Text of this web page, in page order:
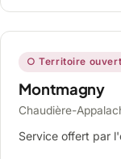
○ Territoire ouvert
Montmagny
Chaudière-
Service offert par